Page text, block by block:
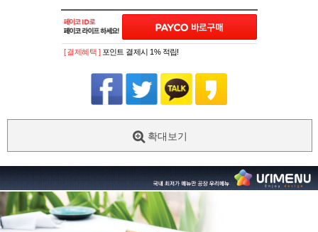
[ 결제혜택 ] 포인트 결제시 1% 적립!
확대보기